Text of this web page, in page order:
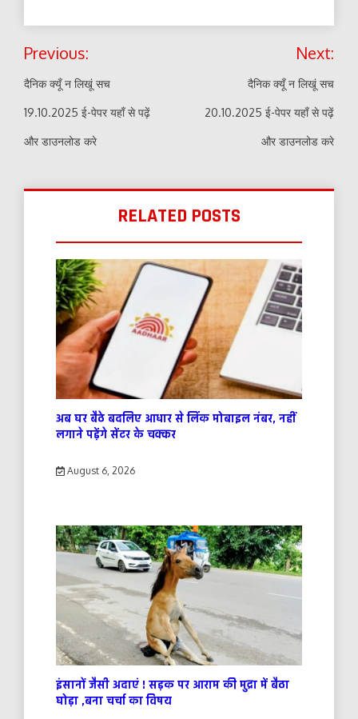
Post
navigation
Previous:
दैनिक क्यूँ न लिखूं सच
19.10.2025 ई-पेपर यहाँ से पढ़ें
और डाउनलोड करे
Next:
दैनिक क्यूँ न लिखूं सच
20.10.2025 ई-पेपर यहाँ से पढ़ें
और डाउनलोड करे
RELATED POSTS
अब घर बैठे बदलिए आधार से लिंक मोबाइल नंबर, नहीं
लगाने पड़ेंगे सेंटर के चक्कर
August 6, 2026
इंसानों जैसी अदाएं ! सड़क पर आराम की मुद्रा में बैठा
घोड़ा ,बना चर्चा का विषय